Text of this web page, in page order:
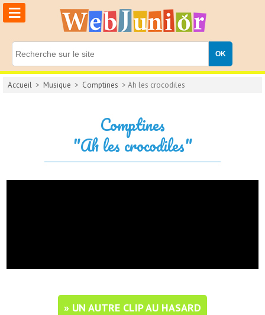
≡
Accueil > Musique > Comptines > Ah les crocodiles
Comptines
"Ah les crocodiles"
» UN AUTRE CLIP AU HASARD